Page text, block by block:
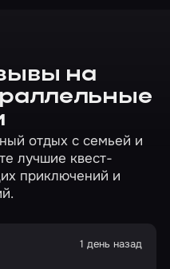
на
отдых с семьей и
лучшие квест-
приключений и
1 день назад